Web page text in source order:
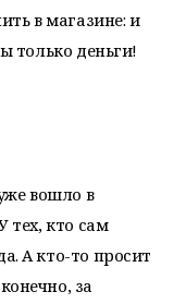
в магазине: и
только деньги!
вошло в
тех, кто сам
А кто-то просит
за